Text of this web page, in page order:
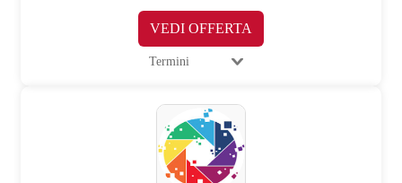
VEDI OFFERTA
Termini